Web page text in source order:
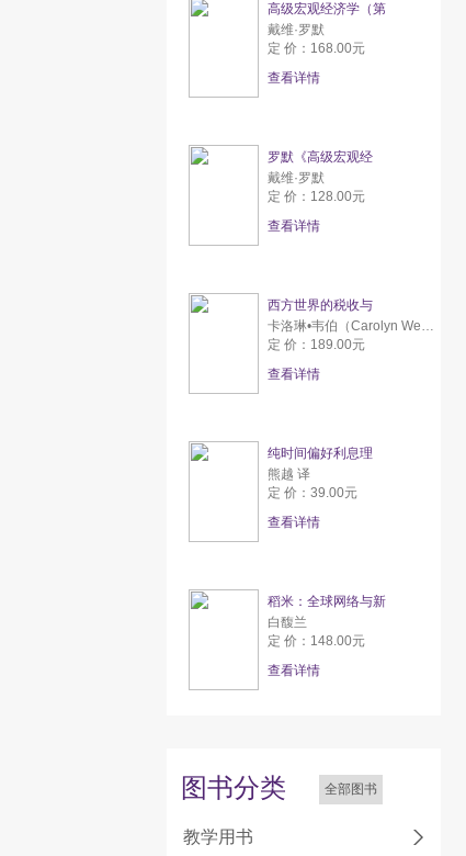
高级宏观经济学（第
戴维·罗默
定 价：168.00元
查看详情
罗默《高级宏观经
戴维·罗默
定 价：128.00元
查看详情
西方世界的税收与
卡洛琳•韦伯（Carolyn Webber） 亚伦•威尔达夫斯基（Aaron Wildavsky）
定 价：189.00元
查看详情
纯时间偏好利息理
熊越 译
定 价：39.00元
查看详情
稻米：全球网络与新
白馥兰
定 价：148.00元
查看详情
图书分类 全部图书
教学用书